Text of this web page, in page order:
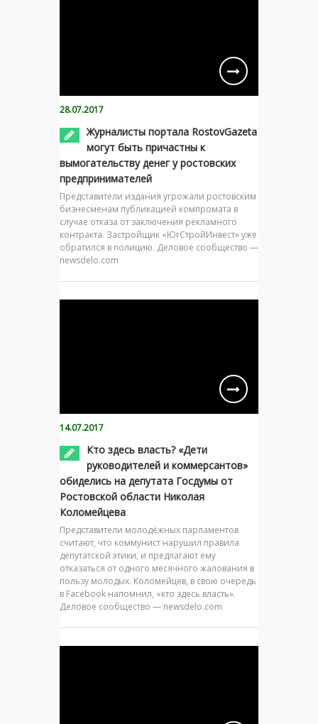
28.07.2017
Журналисты портала RostovGazeta
могут быть причастны к
вымогательству денег у ростовских
предпринимателей
Представители издания угрожали ростовским
бизнесменам публикацией компромата в
случае отказа от заключения рекламного
контракта. Застройщик «ЮгСтройИнвест» уже
обратился в полицию. Деловое сообщество —
newsdelo.com
14.07.2017
Кто здесь власть? «Дети
руководителей и коммерсантов»
обиделись на депутата Госдумы от
Ростовской области Николая
Коломейцева
Представители молодёжных парламентов
считают, что коммунист нарушил правила
депутатской этики, и предлагают ему
отказаться от одного месячного жалования в
пользу молодых. Коломейцев, в свою очередь
в Facebook напомнил, «кто здесь власть».
Деловое сообщество — newsdelo.com